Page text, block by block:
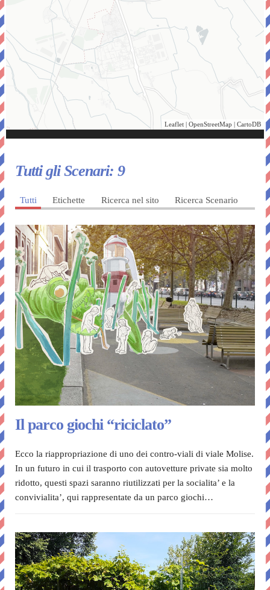
Leaflet OpenStreetMap CartoDB
Tutti gli Scenari: 9
Tutti Etichette Ricerca nel sito Ricerca Scenario
Il parco giochi “riciclato”
Ecco la riappropriazione di uno dei contro-viali di viale Molise.
In un futuro in cui il trasporto con autovetture private sia molto
ridotto, questi spazi saranno riutilizzati per la socialita’ e la
convivialita’, qui rappresentate da un parco giochi…